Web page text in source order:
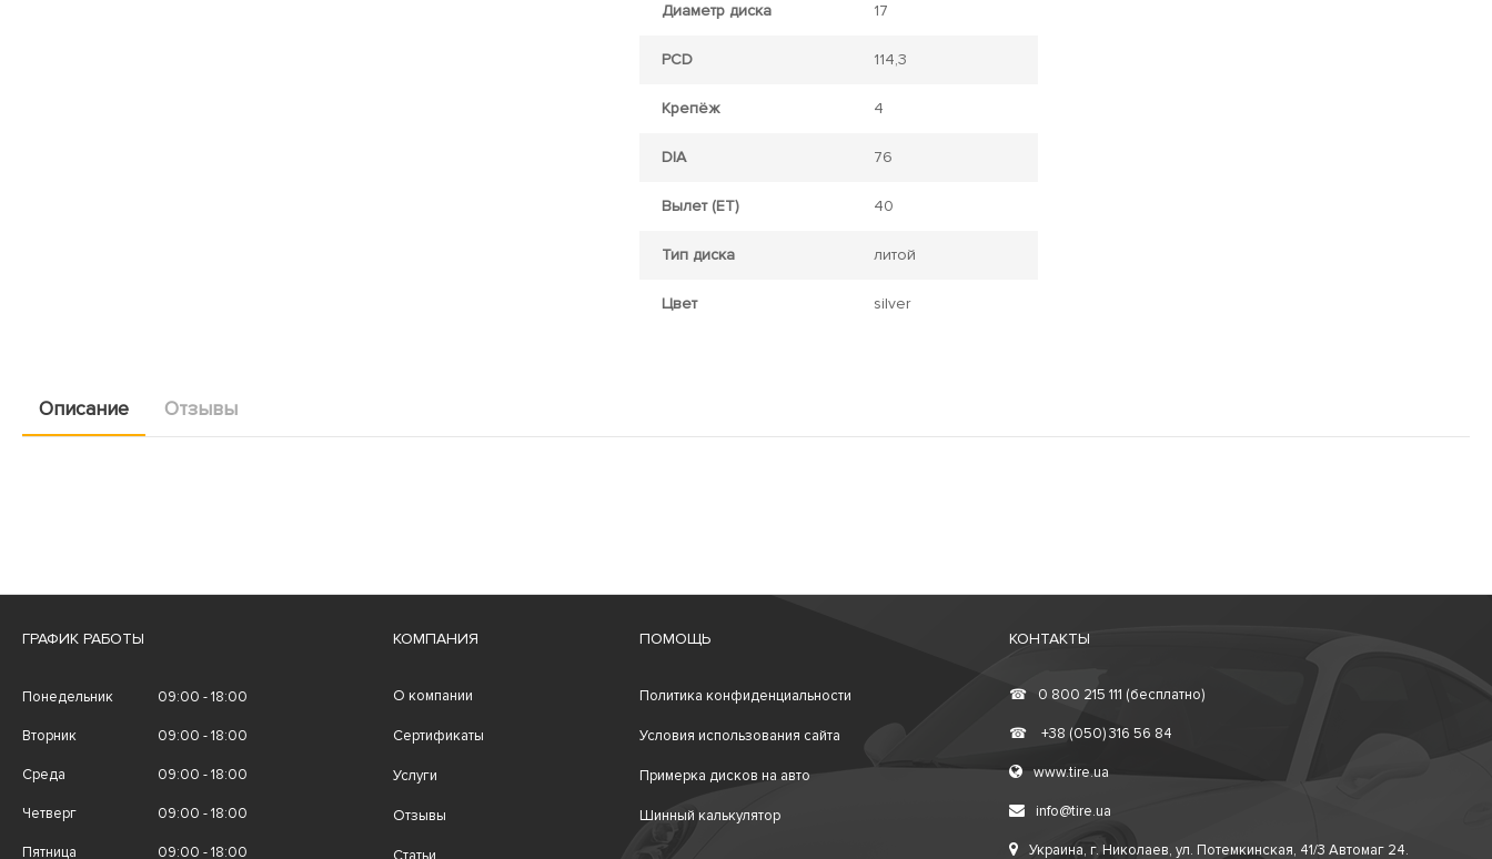
Диаметр диска 17
PCD 114,3
Крепёж 4
DIA 76
Вылет (ET) 40
Тип диска литой
Цвет silver
Описание Отзывы
ГРАФИК РАБОТЫ
Понедельник 09:00 - 18:00
Вторник 09:00 - 18:00
Среда 09:00 - 18:00
Четверг 09:00 - 18:00
Пятница 09:00 - 18:00
КОМПАНИЯ
О компании
Сертификаты
Услуги
Отзывы
ПОМОЩЬ
Политика конфиденциальности
Условия использования сайта
Примерка дисков на авто
Шинный калькулятор
КОНТАКТЫ
☎ 0 800 215 111 (бесплатно)
☎ +38 (050) 316 56 84
www.tire.ua
info@tire.ua
Украина, г. Николаев, ул. Потемкинская, 41/3 Автомаг 24.